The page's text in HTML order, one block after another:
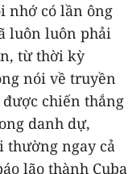
nhớ có lần ông
luôn luôn phải
từ thời kỳ
nói về truyền
chiến thắng
danh dự,
thường ngay cả
lão thành Cuba